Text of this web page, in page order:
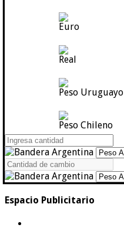
Euro
Real
Peso Uruguayo
Peso Chileno
Espacio Publicitario